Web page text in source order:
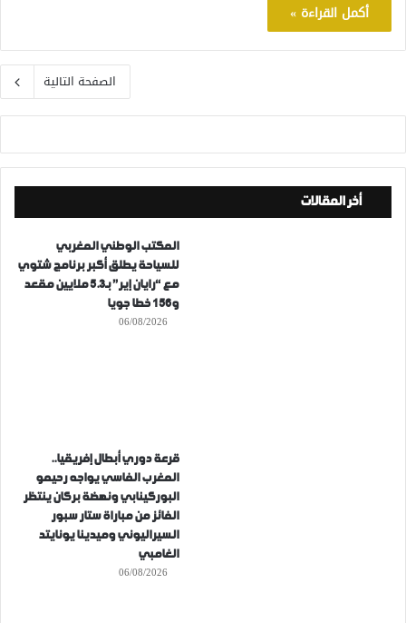
أكمل القراءة »
الصفحة التالية
أخر المقالات
المكتب الوطني المغربي
للسياحة يطلق أكبر برنامج شتوي
مع “رايان إير” بـ5.3 ملايين مقعد
و156 خطا جويا
06/08/2026
قرعة دوري أبطال إفريقيا..
المغرب الفاسي يواجه رحيمو
البوركينابي ونهضة بركان ينتظر
الفائز من مباراة ستار سبور
السيراليوني وميدينا يونايتد
الغامبي
06/08/2026